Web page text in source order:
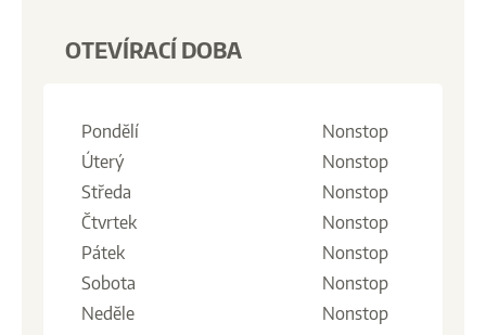
OTEVÍRACÍ DOBA
Pondělí
Nonstop
Úterý
Nonstop
Středa
Nonstop
Čtvrtek
Nonstop
Pátek
Nonstop
Sobota
Nonstop
Neděle
Nonstop